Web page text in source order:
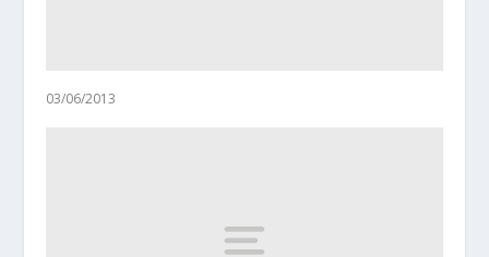
03/06/2013